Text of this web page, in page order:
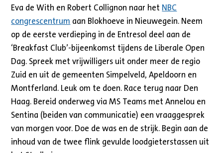
Eva de With en Robert Collignon naar het NBC
congrescentrum aan Blokhoeve in Nieuwegein. Neem
op de eerste verdieping in de Entresol deel aan de
‘Breakfast Club’-bijeenkomst tijdens de Liberale Open
Dag. Spreek met vrijwilligers uit onder meer de regio
Zuid en uit de gemeenten Simpelveld, Apeldoorn en
Montferland. Leuk om te doen. Race terug naar Den
Haag. Bereid onderweg via MS Teams met Annelou en
Sentina (beiden van communicatie) een vraaggesprek
van morgen voor. Doe de was en de strijk. Begin aan de
inhoud van de twee flink gevulde loodgieterstassen uit